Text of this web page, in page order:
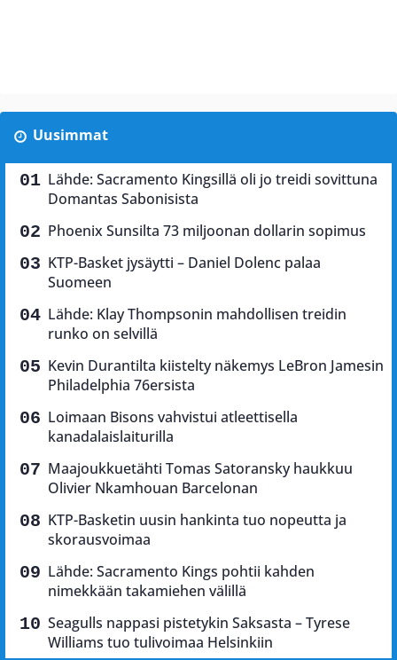
Uusimmat
Lähde: Sacramento Kingsillä oli jo treidi sovittuna
Domantas Sabonisista
Phoenix Sunsilta 73 miljoonan dollarin sopimus
KTP-Basket jysäytti – Daniel Dolenc palaa
Suomeen
Lähde: Klay Thompsonin mahdollisen treidin
runko on selvillä
Kevin Durantilta kiistelty näkemys LeBron Jamesin
Philadelphia 76ersista
Loimaan Bisons vahvistui atleettisella
kanadalaislaiturilla
Maajoukkuetähti Tomas Satoransky haukkuu
Olivier Nkamhouan Barcelonan
KTP-Basketin uusin hankinta tuo nopeutta ja
skorausvoimaa
Lähde: Sacramento Kings pohtii kahden
nimekkään takamiehen välillä
Seagulls nappasi pistetykin Saksasta – Tyrese
Williams tuo tulivoimaa Helsinkiin